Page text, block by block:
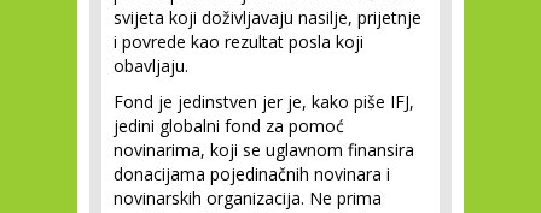
svijeta koji doživljavaju nasilje, prijetnje
i povrede kao rezultat posla koji
obavljaju.
Fond je jedinstven jer je, kako piše IFJ,
jedini globalni fond za pomoć
novinarima, koji se uglavnom finansira
donacijama pojedinačnih novinara i
novinarskih organizacija. Ne prima